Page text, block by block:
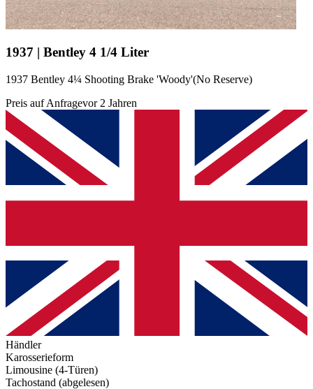
1937 | Bentley 4 1/4 Liter
1937 Bentley 4¼ Shooting Brake 'Woody'(No Reserve)
Preis auf Anfragevor 2 Jahren
Händler
Karosserieform
Limousine (4-Türen)
Tachostand (abgelesen)